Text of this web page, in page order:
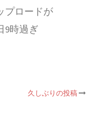
プロードが
9時過ぎ
久しぶりの投稿